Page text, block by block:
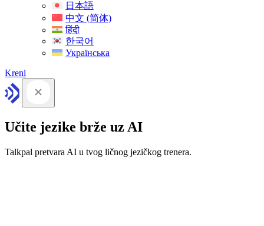
日本語
中文 (简体)
हिंदी
한국어
Українська
Kreni
Učite jezike brže uz AI
Talkpal pretvara AI u tvog ličnog jezičkog trenera.